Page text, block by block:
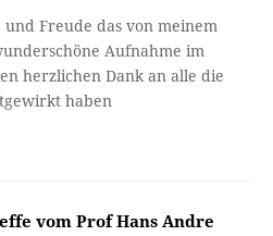
Freude das von meinem
Aufnahme im
herzlichen Dank an alle die
haben
vom Prof Hans Andre